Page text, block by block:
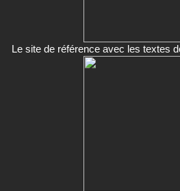
Le site de référence avec les textes